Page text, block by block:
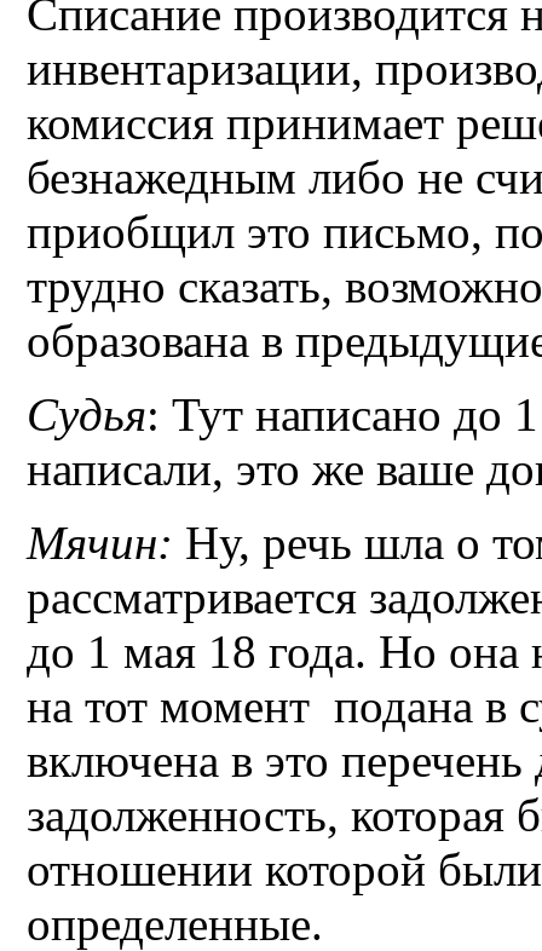
Списание производится
инвентаризации,
комиссия принимает
безнажедным либо не
приобщил это письмо,
трудно сказать,
образована в
Судья: Тут написано до
написали, это же ваше
Мячин: Ну, речь шла о
рассматривается
до 1 мая 18 года. Но она
на тот момент подана в
включена в это
задолженность, которая
отношении которой
определенные.